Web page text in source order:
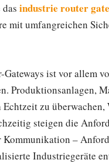
industrie router
mit umfangreichen
ist vor allem
Produktionsanlagen,
zu
steigen die
–
Industriegeräte